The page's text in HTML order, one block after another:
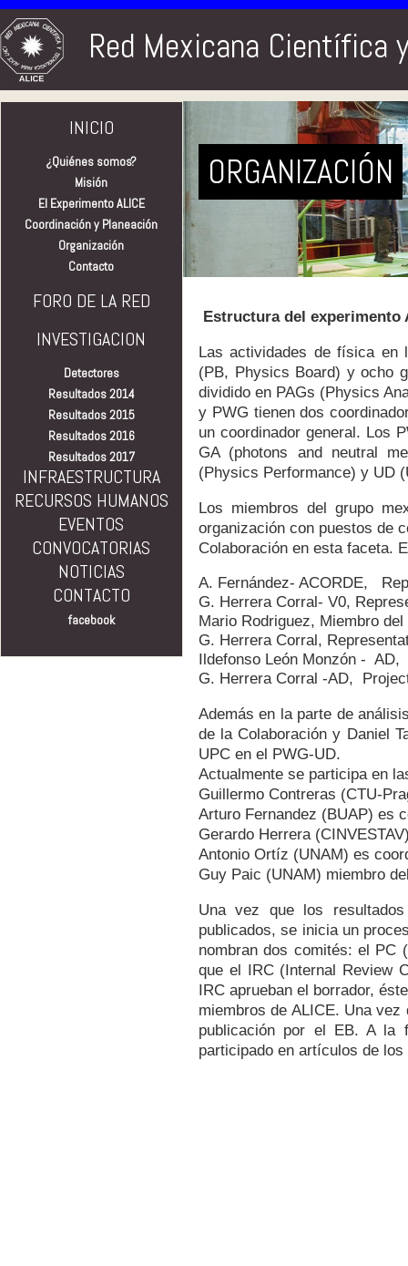
Red Mexicana Científica
INICIO
¿Quiénes somos?
Misión
El Experimento ALICE
Coordinación y Planeación
Organización
Contacto
FORO DE LA RED
INVESTIGACION
Detectores
Resultados 2014
Resultados 2015
Resultados 2016
Resultados 2017
INFRAESTRUCTURA
RECURSOS HUMANOS
EVENTOS
CONVOCATORIAS
NOTICIAS
CONTACTO
facebook
ORGANIZACIÓN
Estructura del experimento
Las actividades de física en
(PB, Physics Board) y ocho
dividido en PAGs (Physics
y PWG tienen dos
un coordinador general. Los
GA (photons and neutral
(Physics Performance) y UD
Los miembros del grupo
organización con puestos de
Colaboración en esta faceta.
A. Fernández- ACORDE,
G. Herrera Corral- V0,
Mario Rodriguez, Miembro
G. Herrera Corral,
Ildefonso León Monzón -
Además en la parte de
de la Colaboración y Daniel
UPC en el PWG-UD.
Actualmente se participa en
Guillermo Contreras (CTU-
Arturo Fernandez (BUAP) es
Gerardo Herrera
Antonio Ortíz (UNAM) es
Guy Paic (UNAM) miembro
Una vez que los
publicados, se inicia un
nombran dos comités: el PC
que el IRC (Internal Review
IRC aprueban el borrador,
miembros de ALICE. Una
publicación por el EB. A la
participado en artículos de